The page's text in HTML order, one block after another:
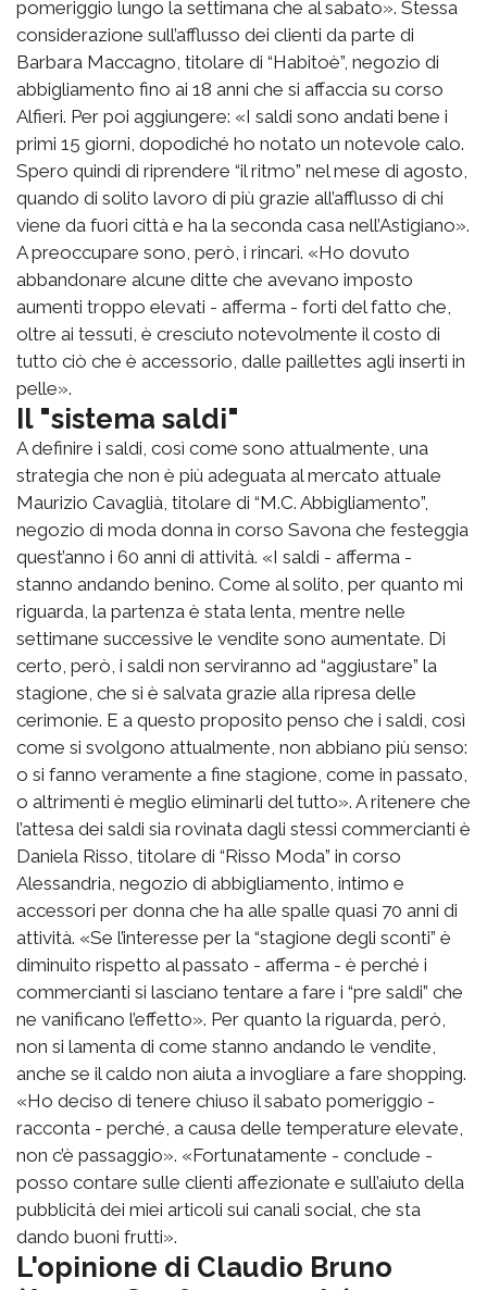
pomeriggio lungo la settimana che al sabato». Stessa
considerazione sull’afflusso dei clienti da parte di
Barbara Maccagno, titolare di “Habitoè”, negozio di
abbigliamento fino ai 18 anni che si affaccia su corso
Alfieri. Per poi aggiungere: «I saldi sono andati bene i
primi 15 giorni, dopodiché ho notato un notevole calo.
Spero quindi di riprendere “il ritmo” nel mese di agosto,
quando di solito lavoro di più grazie all’afflusso di chi
viene da fuori città e ha la seconda casa nell’Astigiano».
A preoccupare sono, però, i rincari. «Ho dovuto
abbandonare alcune ditte che avevano imposto
aumenti troppo elevati - afferma - forti del fatto che,
oltre ai tessuti, è cresciuto notevolmente il costo di
tutto ciò che è accessorio, dalle paillettes agli inserti in
pelle».
Il "sistema saldi"
A definire i saldi, così come sono attualmente, una
strategia che non è più adeguata al mercato attuale
Maurizio Cavaglià, titolare di “M.C. Abbigliamento”,
negozio di moda donna in corso Savona che festeggia
quest’anno i 60 anni di attività. «I saldi - afferma -
stanno andando benino. Come al solito, per quanto mi
riguarda, la partenza è stata lenta, mentre nelle
settimane successive le vendite sono aumentate. Di
certo, però, i saldi non serviranno ad “aggiustare” la
stagione, che si è salvata grazie alla ripresa delle
cerimonie. E a questo proposito penso che i saldi, così
come si svolgono attualmente, non abbiano più senso:
o si fanno veramente a fine stagione, come in passato,
o altrimenti è meglio eliminarli del tutto». A ritenere che
l’attesa dei saldi sia rovinata dagli stessi commercianti è
Daniela Risso, titolare di “Risso Moda” in corso
Alessandria, negozio di abbigliamento, intimo e
accessori per donna che ha alle spalle quasi 70 anni di
attività. «Se l’interesse per la “stagione degli sconti” è
diminuito rispetto al passato - afferma - è perché i
commercianti si lasciano tentare a fare i “pre saldi” che
ne vanificano l’effetto». Per quanto la riguarda, però,
non si lamenta di come stanno andando le vendite,
anche se il caldo non aiuta a invogliare a fare shopping.
«Ho deciso di tenere chiuso il sabato pomeriggio -
racconta - perché, a causa delle temperature elevate,
non c’è passaggio». «Fortunatamente - conclude -
posso contare sulle clienti affezionate e sull’aiuto della
pubblicità dei miei articoli sui canali social, che sta
dando buoni frutti».
L'opinione di Claudio Bruno